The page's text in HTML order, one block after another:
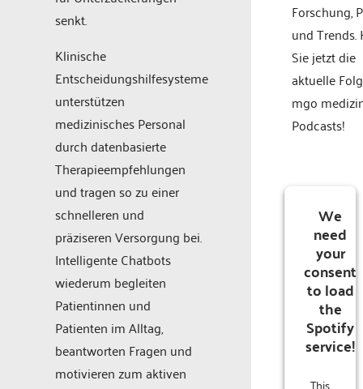
senkt.
Klinische
Entscheidungshilfesysteme
unterstützen
medizinisches Personal
durch datenbasierte
Therapieempfehlungen
und tragen so zu einer
schnelleren und
präziseren Versorgung bei.
Intelligente Chatbots
wiederum begleiten
Patientinnen und
Patienten im Alltag,
beantworten Fragen und
motivieren zum aktiven
Forschung,
und Trends.
Sie jetzt die
aktuelle
mgo
Podcasts!
We
need
your
consent
to load
the
Spotify
service!
This